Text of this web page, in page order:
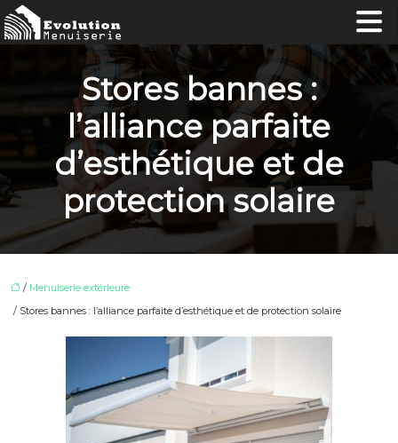
Stores bannes :
l’alliance parfaite
d’esthétique et de
protection solaire
/ Menuiserie extérieure
/ Stores bannes : l’alliance parfaite d’esthétique et de protection solaire